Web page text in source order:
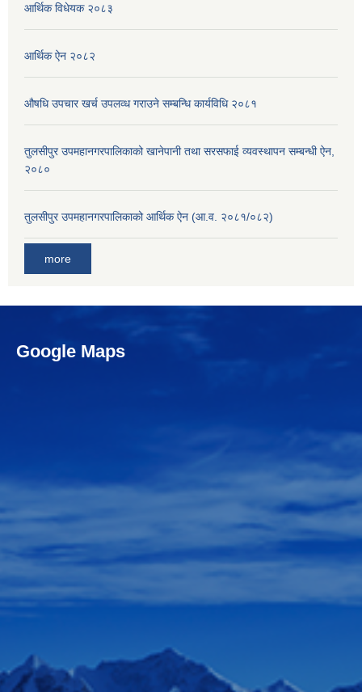
आर्थिक विधेयक २०८३
आर्थिक ऐन २०८२
औषधि उपचार खर्च उपलव्ध गराउने सम्बन्धि कार्यविधि २०८१
तुलसीपुर उपमहानगरपालिकाको खानेपानी तथा सरसफाई व्यवस्थापन सम्बन्धी ऐन,
२०८०
तुलसीपुर उपमहानगरपालिकाको आर्थिक ऐन (आ.व. २०८१/०८२)
more
Google Maps